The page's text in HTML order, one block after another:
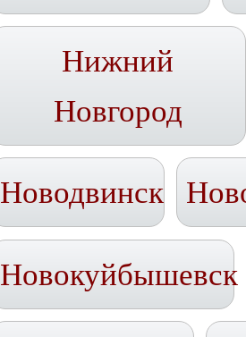
Нижний
Новгород
Новодвинск
Новокуйбышевск